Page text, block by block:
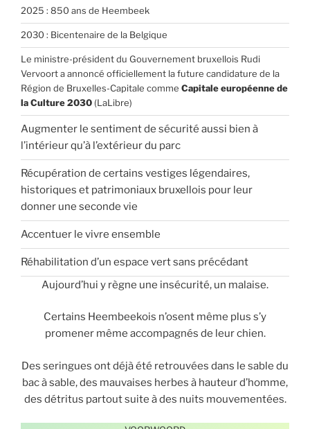
2025 : 850 ans de Heembeek
2030 : Bicentenaire de la Belgique
Le ministre-président du Gouvernement bruxellois Rudi
Vervoort a annoncé officiellement la future candidature de la
Région de Bruxelles-Capitale comme Capitale européenne de
la Culture 2030 (LaLibre)
Augmenter le sentiment de sécurité aussi bien à
l’intérieur qu’à l’extérieur du parc
Récupération de certains vestiges légendaires,
historiques et patrimoniaux bruxellois pour leur
donner une seconde vie
Accentuer le vivre ensemble
Réhabilitation d’un espace vert sans précédant
Aujourd’hui y règne une insécurité, un malaise.
Certains Heembeekois n’osent même plus s’y
promener même accompagnés de leur chien.
Des seringues ont déjà été retrouvées dans le sable du
bac à sable, des mauvaises herbes à hauteur d’homme,
des détritus partout suite à des nuits mouvementées.